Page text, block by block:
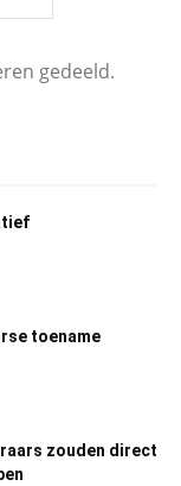
gedeeld.
toename
zouden direct